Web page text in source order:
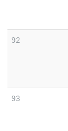
92
93